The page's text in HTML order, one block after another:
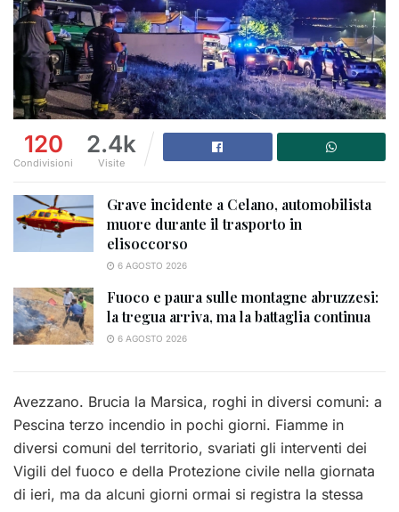
120
Condivisioni
2.4k
Visite
Grave incidente a Celano, automobilista
muore durante il trasporto in
elisoccorso
6 AGOSTO 2026
Fuoco e paura sulle montagne abruzzesi:
la tregua arriva, ma la battaglia continua
6 AGOSTO 2026
Avezzano. Brucia la Marsica, roghi in diversi comuni: a
Pescina terzo incendio in pochi giorni. Fiamme in
diversi comuni del territorio, svariati gli interventi dei
Vigili del fuoco e della Protezione civile nella giornata
di ieri, ma da alcuni giorni ormai si registra la stessa